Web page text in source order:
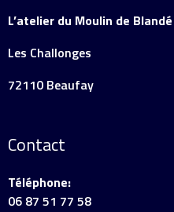
L’atelier du Moulin de Blandé
Les Challonges
72110 Beaufay
Contact
Téléphone:
06 87 51 77 58